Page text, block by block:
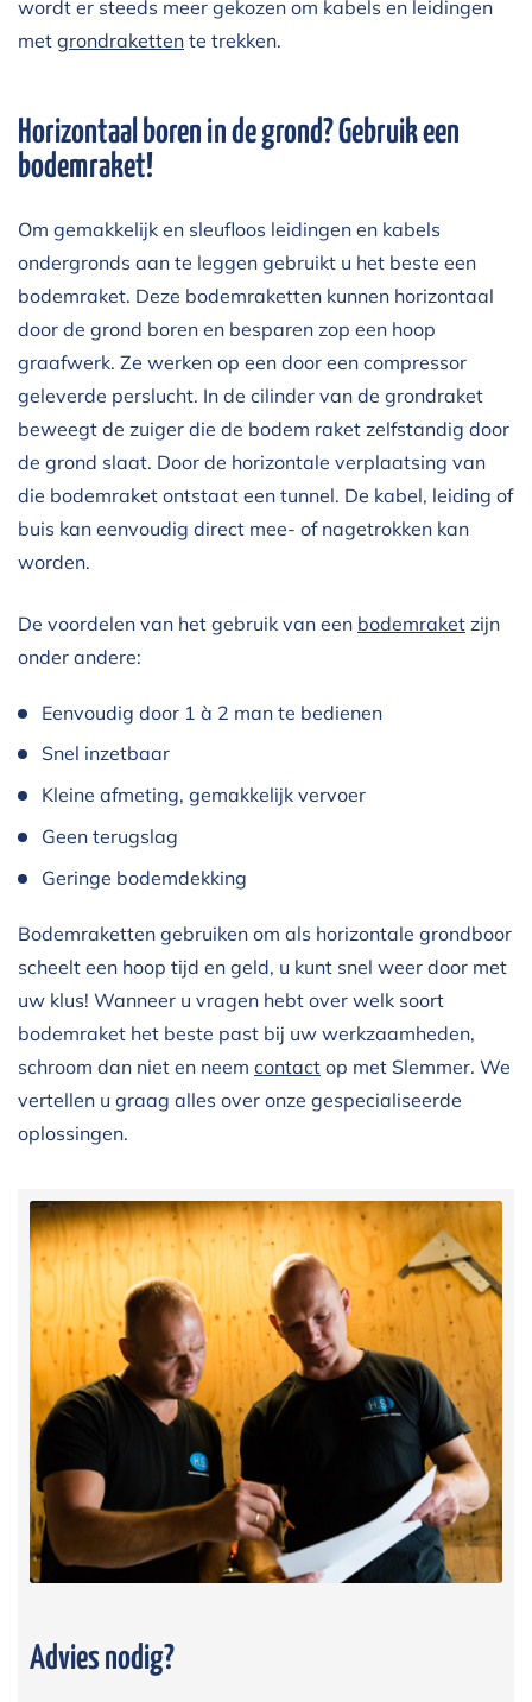
wordt er steeds meer gekozen om kabels en leidingen
met grondraketten te trekken.
Horizontaal boren in de grond? Gebruik een
bodemraket!
Om gemakkelijk en sleufloos leidingen en kabels
ondergronds aan te leggen gebruikt u het beste een
bodemraket. Deze bodemraketten kunnen horizontaal
door de grond boren en besparen zop een hoop
graafwerk. Ze werken op een door een compressor
geleverde perslucht. In de cilinder van de grondraket
beweegt de zuiger die de bodem raket zelfstandig door
de grond slaat. Door de horizontale verplaatsing van
die bodemraket ontstaat een tunnel. De kabel, leiding of
buis kan eenvoudig direct mee- of nagetrokken kan
worden.
De voordelen van het gebruik van een bodemraket zijn
onder andere:
Eenvoudig door 1 à 2 man te bedienen
Snel inzetbaar
Kleine afmeting, gemakkelijk vervoer
Geen terugslag
Geringe bodemdekking
Bodemraketten gebruiken om als horizontale grondboor
scheelt een hoop tijd en geld, u kunt snel weer door met
uw klus! Wanneer u vragen hebt over welk soort
bodemraket het beste past bij uw werkzaamheden,
schroom dan niet en neem contact op met Slemmer. We
vertellen u graag alles over onze gespecialiseerde
oplossingen.
Advies nodig?